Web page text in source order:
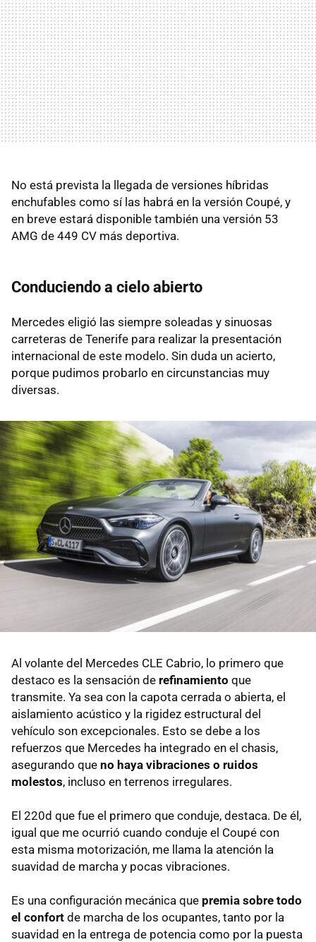
No está prevista la llegada de versiones híbridas
enchufables como sí las habrá en la versión Coupé, y
en breve estará disponible también una versión 53
AMG de 449 CV más deportiva.
Conduciendo a cielo abierto
Mercedes eligió las siempre soleadas y sinuosas
carreteras de Tenerife para realizar la presentación
internacional de este modelo. Sin duda un acierto,
porque pudimos probarlo en circunstancias muy
diversas.
Al volante del Mercedes CLE Cabrio, lo primero que
destaco es la sensación de refinamiento que
transmite. Ya sea con la capota cerrada o abierta, el
aislamiento acústico y la rigidez estructural del
vehículo son excepcionales. Esto se debe a los
refuerzos que Mercedes ha integrado en el chasis,
asegurando que no haya vibraciones o ruidos
molestos, incluso en terrenos irregulares.
El 220d que fue el primero que conduje, destaca. De él,
igual que me ocurrió cuando conduje el Coupé con
esta misma motorización, me llama la atención la
suavidad de marcha y pocas vibraciones.
Es una configuración mecánica que premia sobre todo
el confort de marcha de los ocupantes, tanto por la
suavidad en la entrega de potencia como por la puesta